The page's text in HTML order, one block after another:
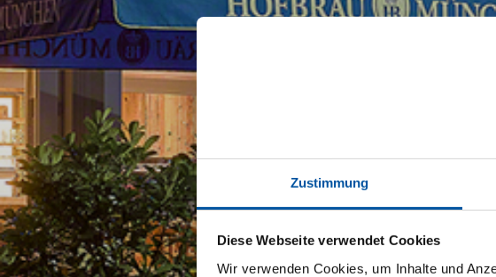
Zustimmung
Diese Webseite verwendet Cookies
Wir verwenden Cookies, um Inhalte und